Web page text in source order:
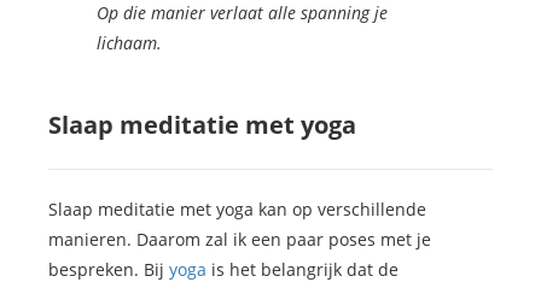
Op die manier verlaat alle spanning je
lichaam.
Slaap meditatie met yoga
Slaap meditatie met yoga kan op verschillende
manieren. Daarom zal ik een paar poses met je
bespreken. Bij yoga is het belangrijk dat de